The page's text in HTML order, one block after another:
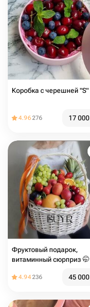
Коробка с черешней "S"
4.96276 17 000
Фруктовый подарок,
витаминный сюрприз 🤭
4.94236 45 000